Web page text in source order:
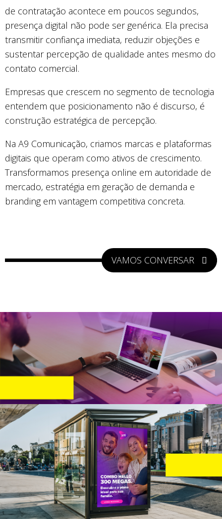
de contratação acontece em poucos segundos,
presença digital não pode ser genérica. Ela precisa
transmitir confiança imediata, reduzir objeções e
sustentar percepção de qualidade antes mesmo do
contato comercial.
Empresas que crescem no segmento de tecnologia
entendem que posicionamento não é discurso, é
construção estratégica de percepção.
Na A9 Comunicação, criamos marcas e plataformas
digitais que operam como ativos de crescimento.
Transformamos presença online em autoridade de
mercado, estratégia em geração de demanda e
branding em vantagem competitiva concreta.
VAMOS CONVERSAR